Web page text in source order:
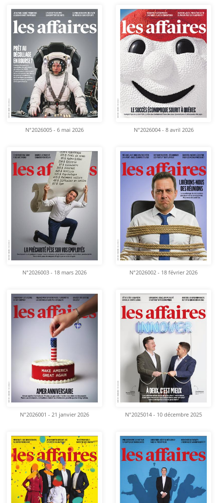
N°2026005 - 6 mai 2026 N°2026004 - 8 avril 2026
N°2026003 - 18 mars 2026 N°2026002 - 18 février 2026
N°2026001 - 21 janvier 2026 N°2025014 - 10 décembre 2025